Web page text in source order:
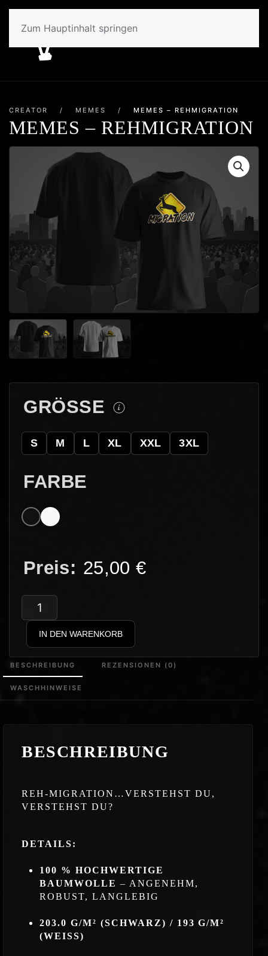
Zum Hauptinhalt springen
CREATOR / MEMES / MEMES – REHMIGRATION
MEMES – REHMIGRATION
GRÖSSE
S M L XL XXL 3XL
FARBE
25,00 €
Memes
–
Rehmigration
Menge
IN DEN WARENKORB
BESCHREIBUNG REZENSIONEN (0)
WASCHHINWEISE
BESCHREIBUNG
REH-MIGRATION…VERSTEHST DU,
VERSTEHST DU?
DETAILS:
100 % HOCHWERTIGE
BAUMWOLLE – ANGENEHM,
ROBUST, LANGLEBIG
203.0 G/M² (SCHWARZ) / 193 G/M²
(WEISS)